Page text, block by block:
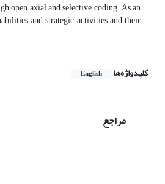
open, axial and selective coding. As an
and strategic activities and their
کلیدواژه‌ها English
مراجع